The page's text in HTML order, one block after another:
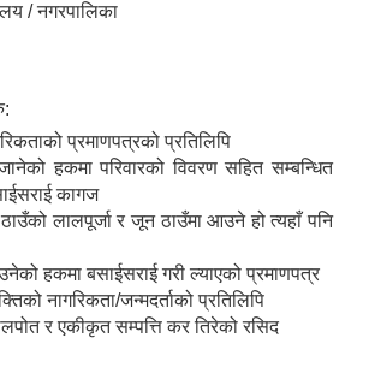
/ नगरपालिका
प्रमाणपत्रको प्रतिलिपि
हकमा परिवारको विवरण सहित सम्बन्धित
कागज
लालपूर्जा र जून ठाउँमा आउने हो त्यहाँ पनि
हकमा बसाईसराई गरी ल्याएको प्रमाणपत्र
नागरिकता/जन्मदर्ताको प्रतिलिपि
र एकीकृत सम्पत्ति कर तिरेको रसिद